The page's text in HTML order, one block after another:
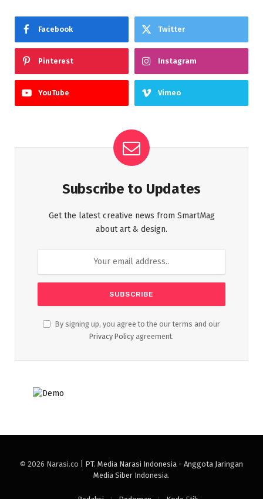
Facebook Twitter
Pinterest Instagram
YouTube Vimeo
Subscribe to Updates
Get the latest creative news from SmartMag
about art & design.
By signing up, you agree to the our terms and our
Privacy Policy agreement.
© 2026 Narasi.co | PT. Media Narasi Indonesia - Anggota Jaringan
Media Siber Indonesia.